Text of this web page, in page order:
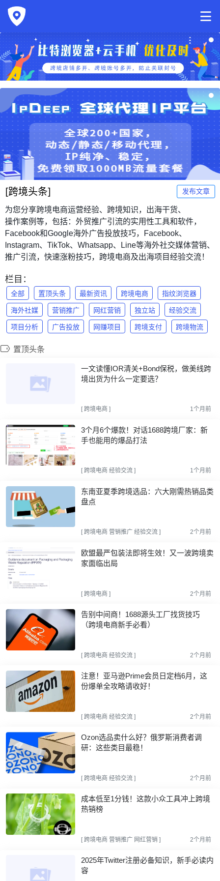
[跨境头条] 发布文章
为您分享跨境电商运营经验、跨境知识，出海干货、
操作案例等，包括：外贸推广引流的实用性工具和软件，
Facebook和Google海外广告投放技巧，Facebook、
Instagram、TikTok、Whatsapp、Line等海外社交媒体营销、
推广引流，快速涨粉技巧，跨境电商及出海项目经验交流！
栏目：
全部 置顶头条 最新资讯 跨境电商 指纹浏览器
海外社媒 营销推广 网红营销 独立站 经验交流
项目分析 广告投放 网赚项目 跨境支付 跨境物流
置顶头条
一文读懂IOR清关+Bond保税，做美线跨
境出货为什么一定要选？
[跨境电商 ] 1个月前
3个月6个爆款！对话1688跨境厂家：新
手也能用的爆品打法
[跨境电商 经验交流 ] 1个月前
东南亚夏季跨境选品：六大刚需热销品类
盘点
[跨境电商 营销推广 经验交流 ] 2个月前
欧盟最严包装法即将生效！又一波跨境卖
家面临出局
[ 跨境电商 ] 2个月前
告别中间商！1688源头工厂找货技巧
（跨境电商新手必看）
[ 跨境电商 经验交流 ] 2个月前
注意！亚马逊Prime会员日定档6月，这
份爆单全攻略请收好！
[ 跨境电商 经验交流 ] 2个月前
Ozon选品卖什么好？俄罗斯消费者调
研：这些类目最稳！
[ 跨境电商 经验交流 ] 2个月前
成本低至1分钱！这款小众工具冲上跨境
热销榜
[跨境电商 营销推广 网红营销 ] 2个月前
2025年Twitter注册必备知识，新手必读内
容